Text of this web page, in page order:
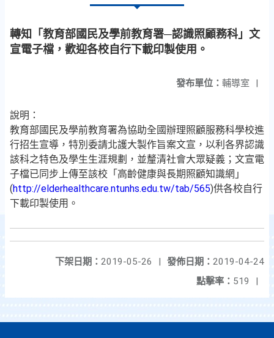
轉知「教育部國民及學前教育署─認識照顧務科」文
宣電子檔，歡迎各校自行下載印製使用。
發布單位： 輔導室 |
說明：
教育部國民及學前教育署為協助全國辦理照顧服務科學校進
行招生宣導，特別委請北護大製作旨案文宣，以利各界認識
該科之特色及學生生涯規劃，並釐清社會大眾疑義；文宣電
子檔已同步上傳至該校「高齡健康與長期照顧知識網」
(http://elderhealthcare.ntunhs.edu.tw/tab/565)供各校自行
下載印製使用。
發佈日期： 2019-04-24
下架日期： 2019-05-26
|
點擊率： 519 |